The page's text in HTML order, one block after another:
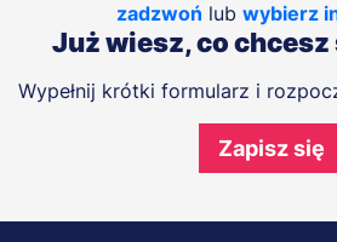
zadzwoń lub wybierz
Już wiesz, co
Wypełnij krótki formularz i
Zapisz się